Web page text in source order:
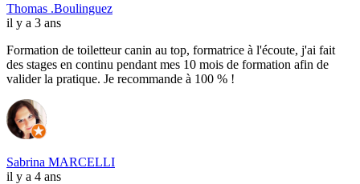
Thomas .Boulinguez
il y a 3 ans
Formation de toiletteur canin au top, formatrice à l'écoute, j'ai fait
des stages en continu pendant mes 10 mois de formation afin de
valider la pratique. Je recommande à 100 % !
Sabrina MARCELLI
il y a 4 ans